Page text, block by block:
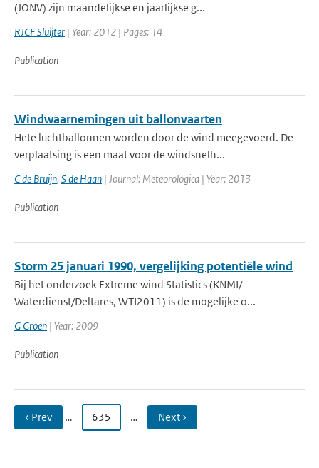
(JONV) zijn maandelijkse en jaarlijkse g...
RJCF Sluijter | Year: 2012 | Pages: 14
Publication
Windwaarnemingen uit ballonvaarten
Hete luchtballonnen worden door de wind meegevoerd. De
verplaatsing is een maat voor de windsnelh...
C de Bruijn, S de Haan | Journal: Meteorologica | Year: 2013
Publication
Storm 25 januari 1990, vergelijking potentiële wind
Bij het onderzoek Extreme wind Statistics (KNMI/
Waterdienst/Deltares, WTI2011) is de mogelijke o...
G Groen | Year: 2009
Publication
‹ Prev … 635 … Next ›